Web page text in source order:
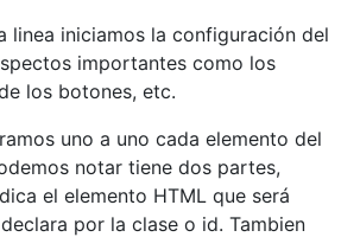
linea iniciamos la configuración del
importantes como los
los botones, etc.
uno a uno cada elemento del
notar tiene dos partes,
el elemento HTML que será
por la clase o id. Tambien